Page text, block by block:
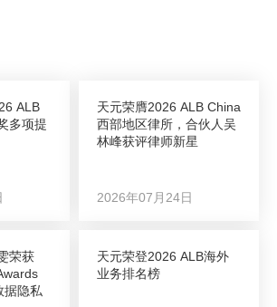
ALB
多项提
天元荣膺2026 ALB China
西部地区律所，合伙人吴
林峰获评律师新星
2026年07月24日
荣获
据隐私
天元荣登2026 ALB海外
业务排名榜